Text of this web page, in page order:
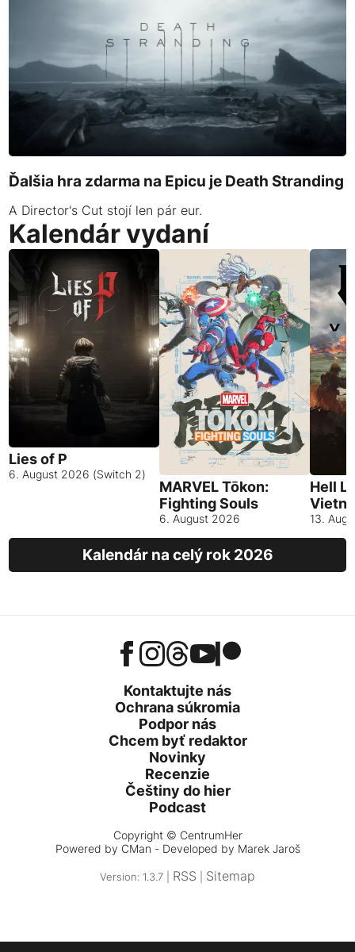
Ďalšia hra zdarma na Epicu je Death Stranding
A Director's Cut stojí len pár eur.
Kalendár vydaní
Lies of P
6. August 2026 (Switch 2)
MARVEL Tōkon:
Fighting Souls
6. August 2026
Hell
13.
Kalendár na celý rok 2026
Kontaktujte nás
Ochrana súkromia
Podpor nás
Chcem byť redaktor
Novinky
Recenzie
Češtiny do hier
Podcast
Copyright © CentrumHer
Powered by CMan - Developed by Marek Jaroš
Version: 1.3.7 | RSS Sitemap